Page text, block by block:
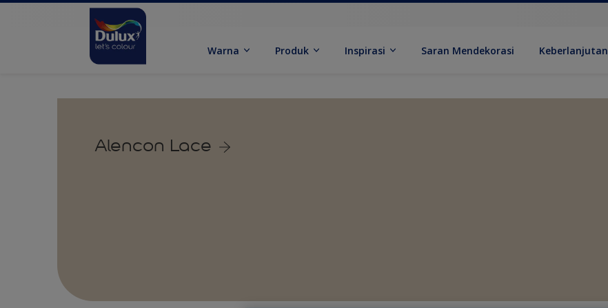
Warna Produk Inspirasi Saran Mendekorasi Keberlanjutan
Alencon Lace